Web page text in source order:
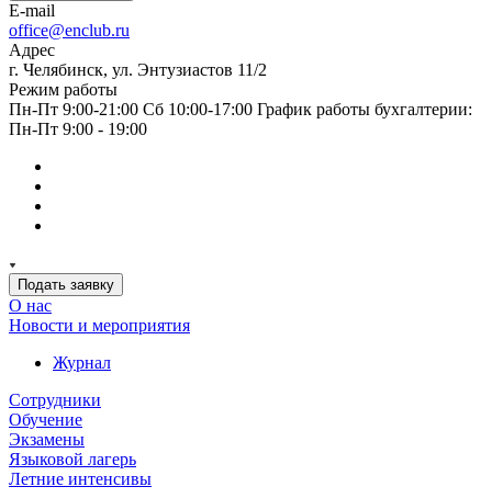
E-mail
office@enclub.ru
Адрес
г. Челябинск, ул. Энтузиастов 11/2
Режим работы
Пн-Пт 9:00-21:00 Сб 10:00-17:00 График работы бухгалтерии:
Пн-Пт 9:00 - 19:00
Подать заявку
О нас
Новости и мероприятия
Журнал
Сотрудники
Обучение
Экзамены
Языковой лагерь
Летние интенсивы